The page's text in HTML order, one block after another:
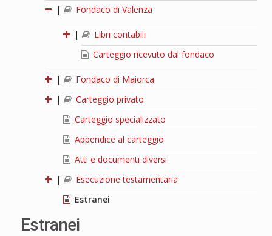
|
Fondaco di Valenza
|
Libri contabili
Carteggio ricevuto dal fondaco
|
Fondaco di Maiorca
|
Carteggio privato
Carteggio specializzato
Appendice al carteggio
Atti e documenti diversi
|
Esecuzione testamentaria
Estranei
Estranei